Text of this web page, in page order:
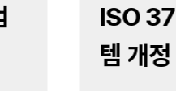
ISO
템 개